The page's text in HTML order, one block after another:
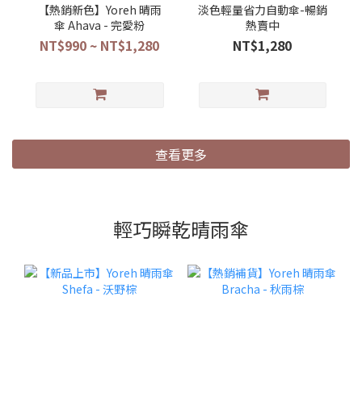
【熱銷新色】Yoreh 晴雨
傘 Ahava - 完愛粉
NT$990 ~ NT$1,280
淡色輕量省力自動傘-暢銷
熱賣中
NT$1,280
查看更多
輕巧瞬乾晴雨傘